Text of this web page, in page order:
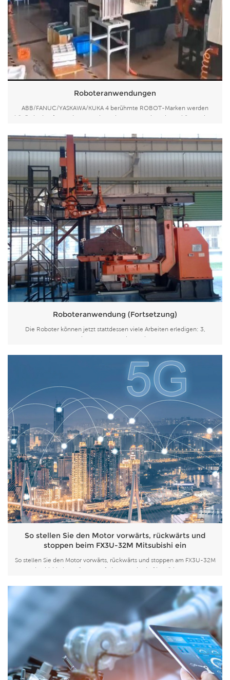
Roboteranwendungen
ABB/FANUC/YASKAWA/KUKA 4 berühmte ROBOT-Marken werden
häufig in den folgenden Branchen eingesetzt: Die Roboter können jetzt
Roboteranwendung (Fortsetzung)
Die Roboter können jetzt stattdessen viele Arbeiten erledigen: 3,
Palettieren 4、Malerei 5、Biegen
So stellen Sie den Motor vorwärts, rückwärts und
stoppen beim FX3U-32M Mitsubishi ein
So stellen Sie den Motor vorwärts, rückwärts und stoppen am FX3U-32M
Mistubishi ein. Strömungspfad:Kontrollbedarf bestätigen-----
zeichnen------Entwurfsplan verbessern-----Simulation und
Debugging----- Installation und Debugging. ...